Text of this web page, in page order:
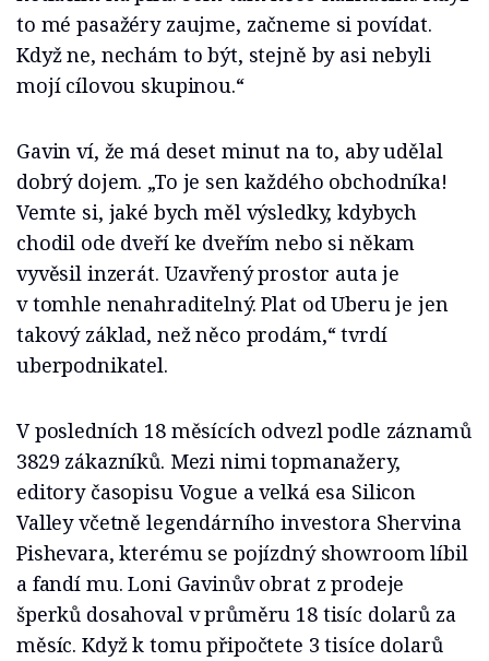
to mé pasažéry zaujme, začneme si povídat.
Když ne, nechám to být, stejně by asi nebyli
mojí cílovou skupinou.“
Gavin ví, že má deset minut na to, aby udělal
dobrý dojem. „To je sen každého obchodníka!
Vemte si, jaké bych měl výsledky, kdybych
chodil ode dveří ke dveřím nebo si někam
vyvěsil inzerát. Uzavřený prostor auta je
v tomhle nenahraditelný. Plat od Uberu je jen
takový základ, než něco prodám,“ tvrdí
uberpodnikatel.
V posledních 18 měsících odvezl podle záznamů
3829 zákazníků. Mezi nimi topmanažery,
editory časopisu Vogue a velká esa Silicon
Valley včetně legendárního investora Shervina
Pishevara, kterému se pojízdný showroom líbil
a fandí mu. Loni Gavinův obrat z prodeje
šperků dosahoval v průměru 18 tisíc dolarů za
měsíc. Když k tomu připočtete 3 tisíce dolarů